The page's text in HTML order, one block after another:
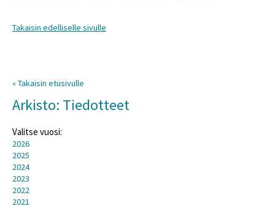
Takaisin edelliselle sivulle
« Takaisin etusivulle
Arkisto: Tiedotteet
Valitse vuosi:
2026
2025
2024
2023
2022
2021